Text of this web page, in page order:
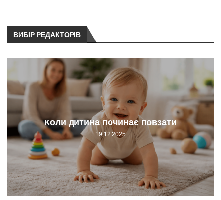
ВИБІР РЕДАКТОРІВ
Коли дитина починає повзати
19.12.2025